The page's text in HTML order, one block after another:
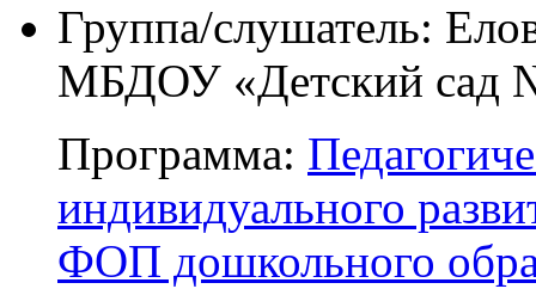
Группа/слушатель:
МБДОУ «Детский
Программа:
индивидуального
ФОП дошкольного